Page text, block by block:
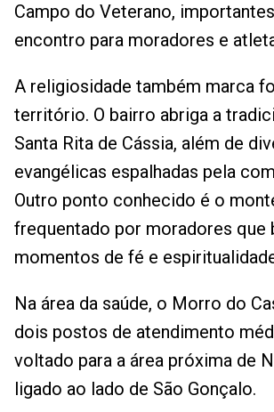
Campo do Veterano,
encontro para moradores e
A religiosidade também marca
território. O bairro abriga a
Santa Rita de Cássia, além de
evangélicas espalhadas pela
Outro ponto conhecido é o
frequentado por moradores que
momentos de fé e
Na área da saúde, o Morro do
dois postos de atendimento
voltado para a área próxima de
ligado ao lado de São Gonçalo.